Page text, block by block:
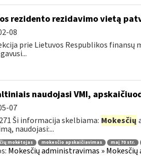
rezidento rezidavimo vietą
08
prie Lietuvos Respublikos
naudojasi VMI,
07
Ši informacija skelbiama: Mokesčių
naudojasi:...
mokėtojas mokesčio apskaičiavimas maį 70 str.
Mokesčių administravimas »